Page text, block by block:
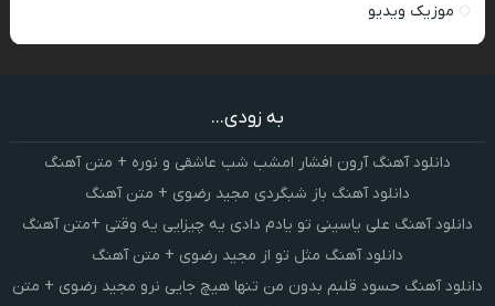
موزیک ویدیو
به زودی...
دانلود آهنگ آرون افشار امشب شب عاشقی و نوره + متن آهنگ
دانلود آهنگ باز شبگردی مجید رضوی + متن آهنگ
دانلود آهنگ علی یاسینی تو یادم دادی یه چیزایی یه وقتی +متن آهنگ
دانلود آهنگ مثل تو از مجید رضوی + متن آهنگ
دانلود آهنگ حسود قلبم بدون من تنها هیچ جایی نرو مجید رضوی + متن